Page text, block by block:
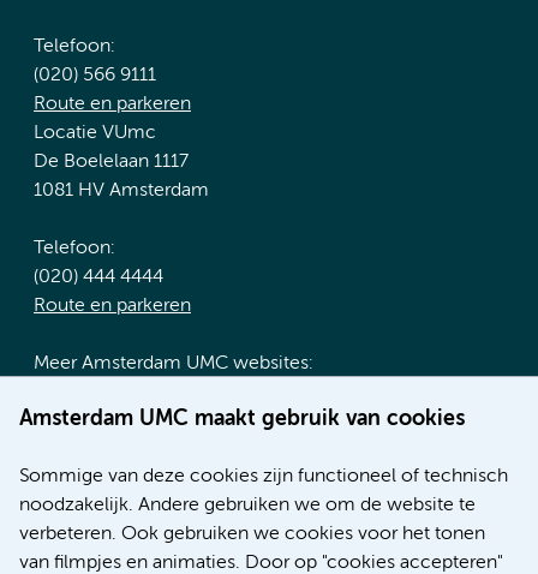
Amsterdam UMC maakt gebruik van cookies
Sommige van deze cookies zijn functioneel of technisch
noodzakelijk. Andere gebruiken we om de website te
verbeteren. Ook gebruiken we cookies voor het tonen
van filmpjes en animaties. Door op "cookies accepteren"
Telefoon:
(020) 566 9111
Route en parkeren
Locatie VUmc
De Boelelaan 1117
1081 HV Amsterdam
Telefoon:
(020) 444 4444
Route en parkeren
Meer Amsterdam UMC websites:
Werken bij Amsterdam UMC
Nieuws
Research
Educatie locatie AMC
Educatie locatie VUmc